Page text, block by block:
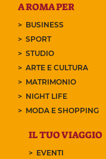
A ROMA PER
BUSINESS
SPORT
STUDIO
ARTE E CULTURA
MATRIMONIO
NIGHT LIFE
MODA E SHOPPING
IL TUO VIAGGIO
EVENTI